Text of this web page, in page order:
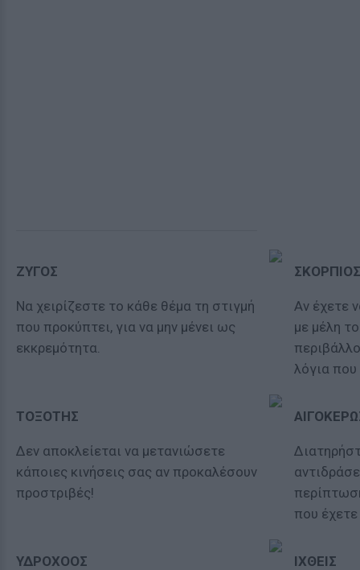
ΖΥΓΟΣ
Να χειρίζεστε το κάθε θέμα τη στιγμή
που προκύπτει, για να μην μένει ως
εκκρεμότητα.
ΣΚΟΡΠΙΟΣ
Αν έχετε
με μέλη
λόγια που
ΤΟΞΟΤΗΣ
Δεν αποκλείεται να μετανιώσετε
κάποιες κινήσεις σας αν προκαλέσουν
προστριβές!
που
ΥΔΡΟΧΟΟΣ ΙΧΘΕΙΣ